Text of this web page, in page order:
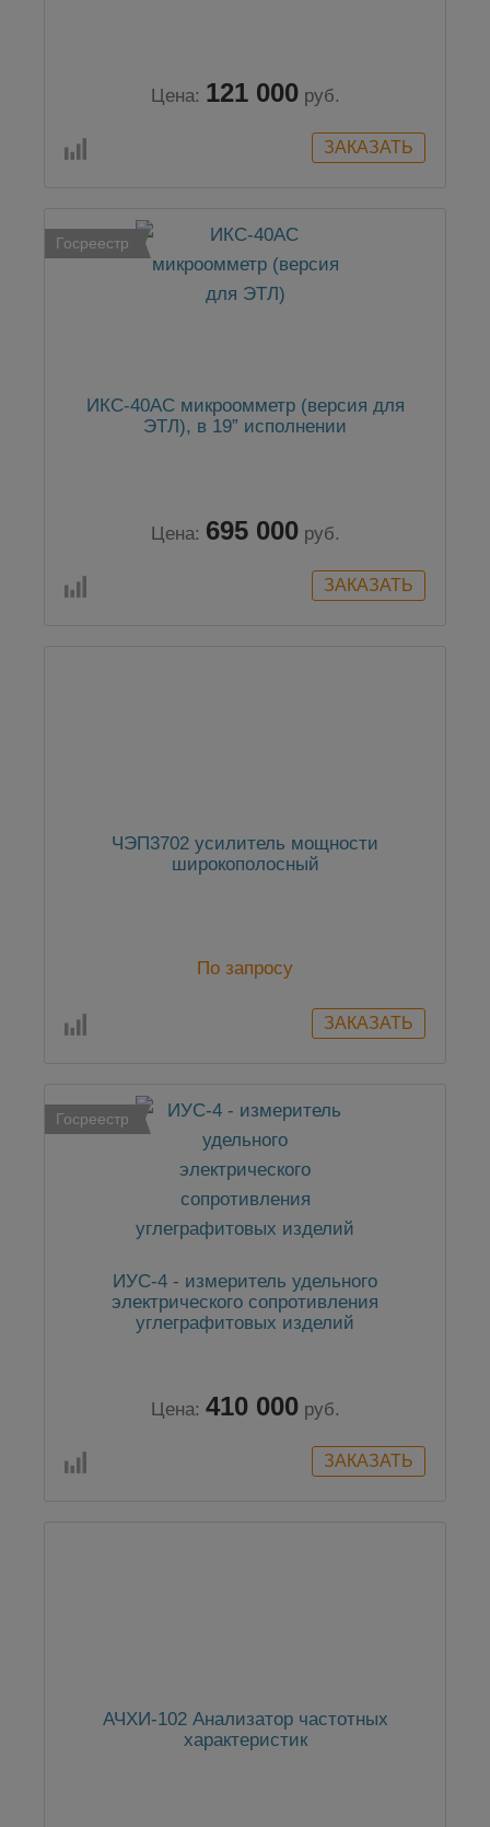
Цена: 121 000 руб.
Госреестр
ИКС-40АС микроомметр (версия для
ЭТЛ), в 19” исполнении
Цена: 695 000 руб.
ЧЭП3702 усилитель мощности
широкополосный
По запросу
Госреестр
ИУС-4 - измеритель удельного
электрического сопротивления
углеграфитовых изделий
Цена: 410 000 руб.
АЧХИ-102 Анализатор частотных
характеристик